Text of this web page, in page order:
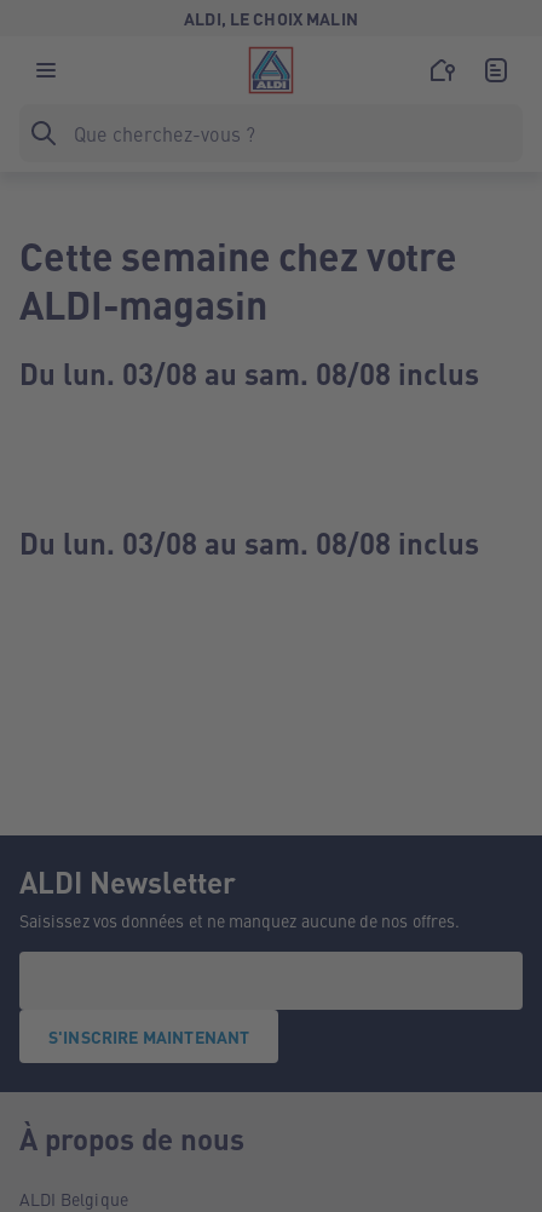
ALDI, LE CHOIX MALIN
Cette semaine chez votre
ALDI-magasin
Du lun. 03/08 au sam. 08/08 inclus
Du lun. 03/08 au sam. 08/08 inclus
ALDI Newsletter
Saisissez vos données et ne manquez aucune de nos offres.
S'INSCRIRE MAINTENANT
À propos de nous
ALDI Belgique